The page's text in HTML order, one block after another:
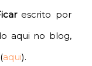
escrito por
aqui no blog,
aqui).